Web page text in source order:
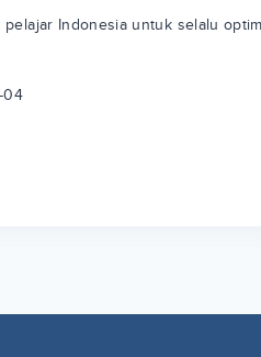
Indonesia untuk selalu
04